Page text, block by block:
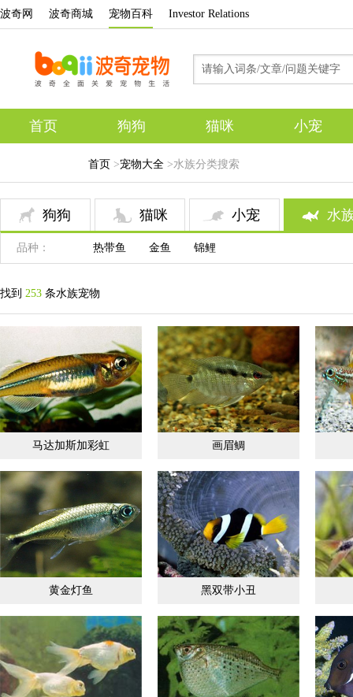
波奇网 波奇商城 宠物百科 Investor Relations
首页 狗狗 猫咪 小宠
首页 >宠物大全 >水族分类搜索
狗狗 猫咪 小宠 水
品种： 热带鱼 金鱼 锦鲤
找到 253 条水族宠物
马达加斯加彩虹 画眉鲷
黄金灯鱼 黑双带小丑